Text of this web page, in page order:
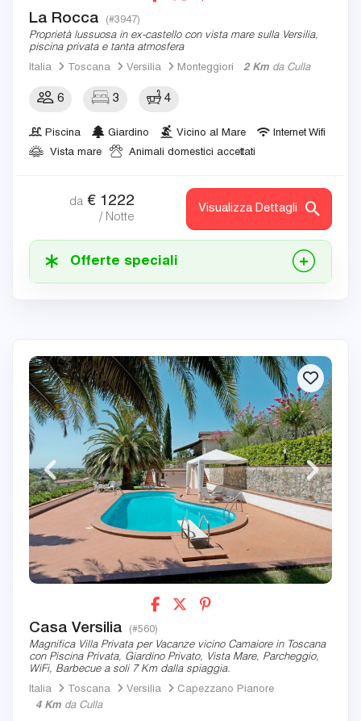
La Rocca (#3947)
Proprietà lussuosa in ex-castello con vista mare sulla Versilia,
piscina privata e tanta atmosfera
Italia
Toscana Versilia Monteggiori 2 Km da Culla
6 3 4
Piscina Giardino Vicino al Mare
Internet Wifi
Vista mare
Animali domestici accettati
da € 1222
/ Notte
Visualizza Dettagli
Offerte speciali
Casa Versilia (#560)
Magnifica Villa Privata per Vacanze vicino Camaiore in Toscana
con Piscina Privata, Giardino Privato, Vista Mare, Parcheggio,
WiFi, Barbecue a soli 7 Km dalla spiaggia.
Italia
Toscana Versilia
Capezzano Pianore
4 Km da Culla